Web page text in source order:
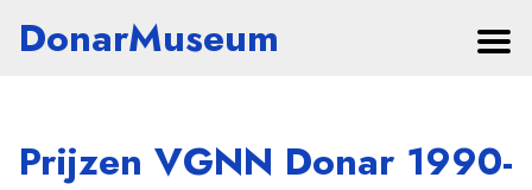
DonarMuseum
Prijzen VGNN Donar 1990-